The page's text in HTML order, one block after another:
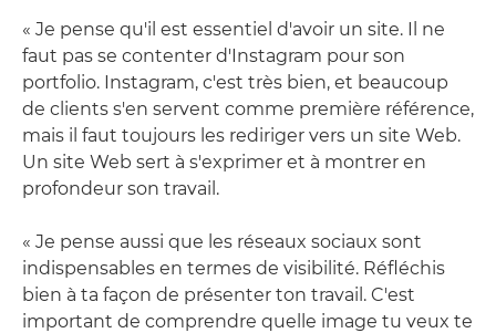
« Je pense qu'il est essentiel d'avoir un site. Il ne
faut pas se contenter d'Instagram pour son
portfolio. Instagram, c'est très bien, et beaucoup
de clients s'en servent comme première référence,
mais il faut toujours les rediriger vers un site Web.
Un site Web sert à s'exprimer et à montrer en
profondeur son travail.
« Je pense aussi que les réseaux sociaux sont
indispensables en termes de visibilité. Réfléchis
bien à ta façon de présenter ton travail. C'est
important de comprendre quelle image tu veux te